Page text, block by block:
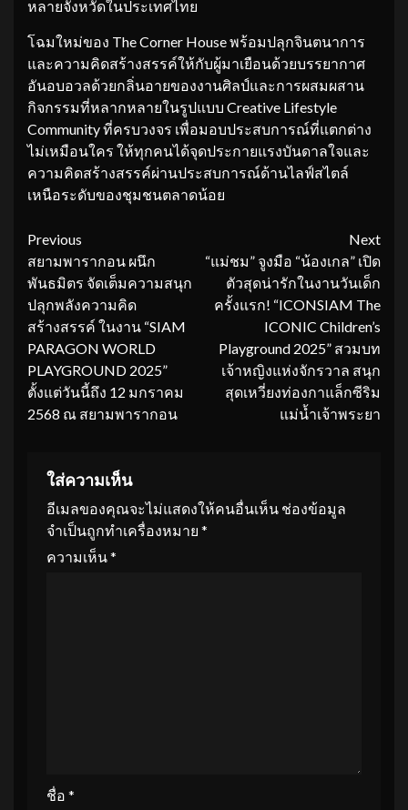
หลายจังหวัดในประเทศไทย
โฉมใหม่ของ The Corner House พร้อมปลุกจินตนาการ
และความคิดสร้างสรรค์ให้กับผู้มาเยือนด้วยบรรยากาศ
อันอบอวลด้วยกลิ่นอายของงานศิลป์และการผสมผสาน
กิจกรรมที่หลากหลายในรูปแบบ Creative Lifestyle
Community ที่ครบวงจร เพื่อมอบประสบการณ์ที่แตกต่าง
ไม่เหมือนใคร ให้ทุกคนได้จุดประกายแรงบันดาลใจและ
ความคิดสร้างสรรค์ผ่านประสบการณ์ด้านไลฟ์สไตล์
เหนือระดับของชุมชนตลาดน้อย
Continue
Reading
Previous
สยามพารากอน ผนึก
พันธมิตร จัดเต็มความสนุก
ปลุกพลังความคิด
สร้างสรรค์ ในงาน “SIAM
PARAGON WORLD
PLAYGROUND 2025”
ตั้งแต่วันนี้ถึง 12 มกราคม
2568 ณ สยามพารากอน
Next
“แม่ชม” จูงมือ “น้องเกล” เปิด
ตัวสุดน่ารักในงานวันเด็ก
ครั้งแรก! “ICONSIAM The
ICONIC Children’s
Playground 2025” สวมบท
เจ้าหญิงแห่งจักรวาล สนุก
สุดเหวี่ยงท่องกาแล็กซีริม
แม่น้ำเจ้าพระยา
ใส่ความเห็น
อีเมลของคุณจะไม่แสดงให้คนอื่นเห็น ช่องข้อมูล
จำเป็นถูกทำเครื่องหมาย *
ความเห็น*
ชื่อ *